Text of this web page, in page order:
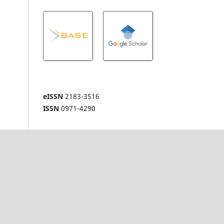
eISSN 2183-3516
ISSN 0971-4290